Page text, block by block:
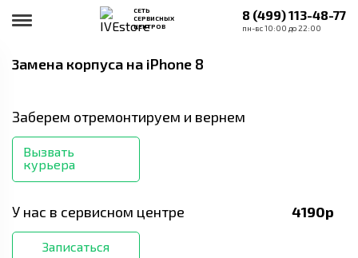
СЕТЬ
СЕРВИСНЫХ
ЦЕНТРОВ
8 (499) 113-48-77
пн-вс 10:00 до 22:00
Замена корпуса на iPhone 8
Заберем отремонтируем и вернем
Вызвать
курьера
У нас в сервисном центре 4190р
Записаться